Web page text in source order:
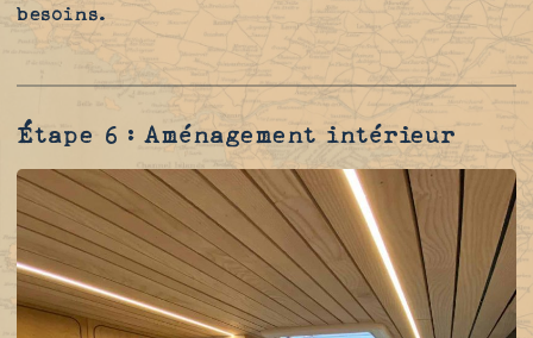
besoins.
Étape 6 : Aménagement intérieur